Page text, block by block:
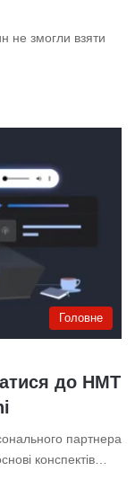
не змогли взяти
Головне
до НМТ
партнера
конспектів…